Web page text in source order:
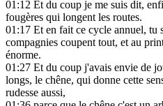
01:12 Et du coup je me suis dit,
fougères qui longent les routes.
01:17 Et en fait ce cycle annuel, tu
compagnies coupent tout, et au
énorme.
01:27 Et du coup j'avais envie de
longs, le chêne, qui donne cette
rudesse aussi,